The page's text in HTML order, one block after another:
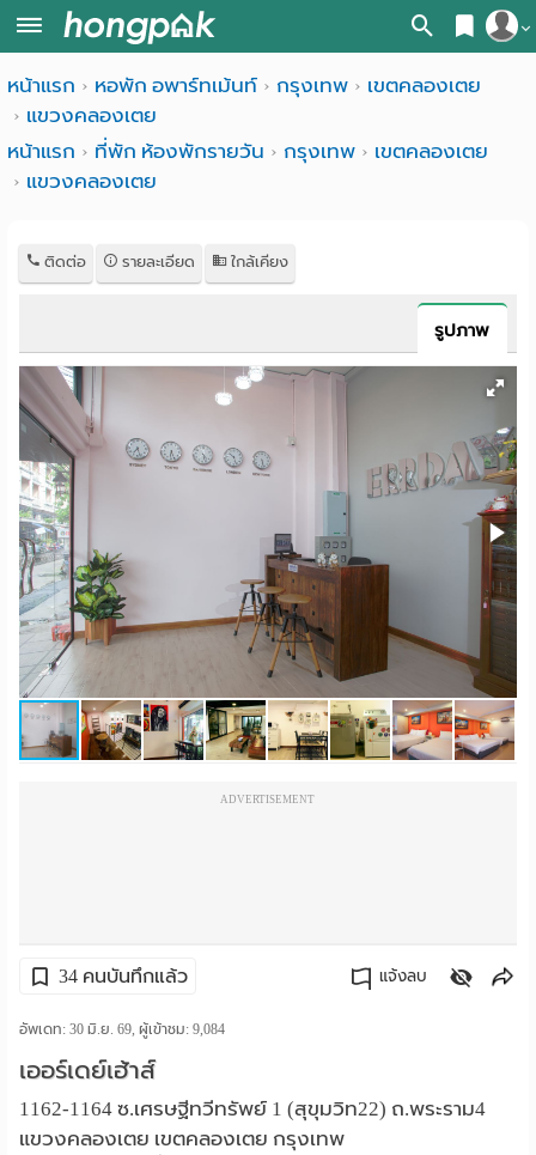
สมัครสมาชิก
หน้า
ค้นหา
ค้นจากสถานีรถไฟฟ้า
ค้นจากสถานศึกษา
ค้นจากแผนที่
ค้นแบบละเอียด
พาร์
เม้น
ท์
ห้อง
พัก
ราย
เดือน
ห้อง
พัก
ราย
Language
หน้าแรก หอพัก อพาร์ทเม้นท์ กรุงเทพ
เขตคลองเตย
แขวงคลองเตย
หน้าแรก
ที่พัก ห้องพักรายวัน กรุงเทพ
เขตคลองเตย
แขวงคลองเตย
ติดต่อ รายละเอียด ใกล้เคียง
รูปภาพ
ADVERTISEMENT
34 คนบันทึกแล้ว แจ้งลบ
อัพเดท: 30 มิ.ย. 69, ผู้เข้าชม:9,084
เออร์เดย์เฮ้าส์
1162-1164 ซ.เศรษฐีทวีทรัพย์ 1 (สุขุมวิท22) ถ.พระราม4
แขวงคลองเตย เขตคลองเตย กรุงเทพ